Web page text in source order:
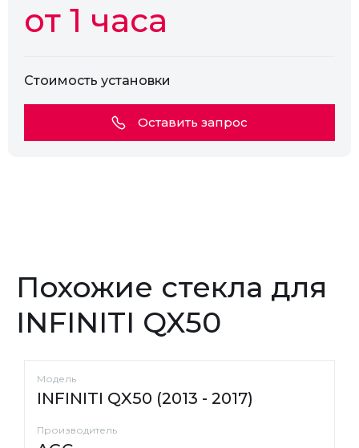
от 1 часа
Стоимость установки
Оставить запрос
Похожие стекла для
INFINITI QX50
Модель
INFINITI QX50 (2013 - 2017)
Производитель